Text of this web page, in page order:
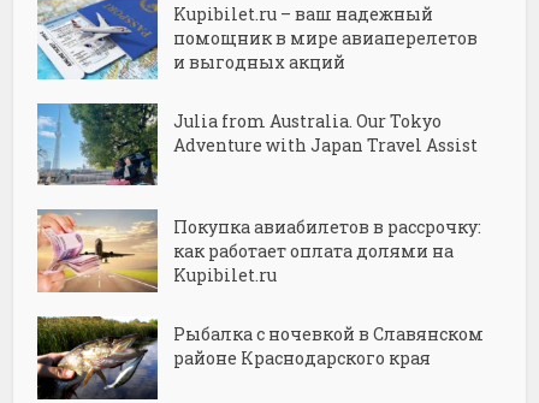
Kupibilet.ru – ваш надежный
помощник в мире авиаперелетов
и выгодных акций
Julia from Australia. Our Tokyo
Adventure with Japan Travel Assist
Покупка авиабилетов в рассрочку:
как работает оплата долями на
Kupibilet.ru
Рыбалка с ночевкой в Славянском
районе Краснодарского края